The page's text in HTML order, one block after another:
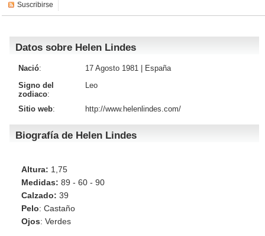
Iniciar sesión
Suscribirse
Datos sobre Helen Lindes
Nació: 17 Agosto 1981 |
España
Signo del
zodiaco:
Leo
Sitio web: http://www.helenlindes.com/
Biografía de Helen Lindes
Altura: 1,75
Medidas: 89 - 60 - 90
Calzado: 39
Pelo: Castaño
Ojos: Verdes